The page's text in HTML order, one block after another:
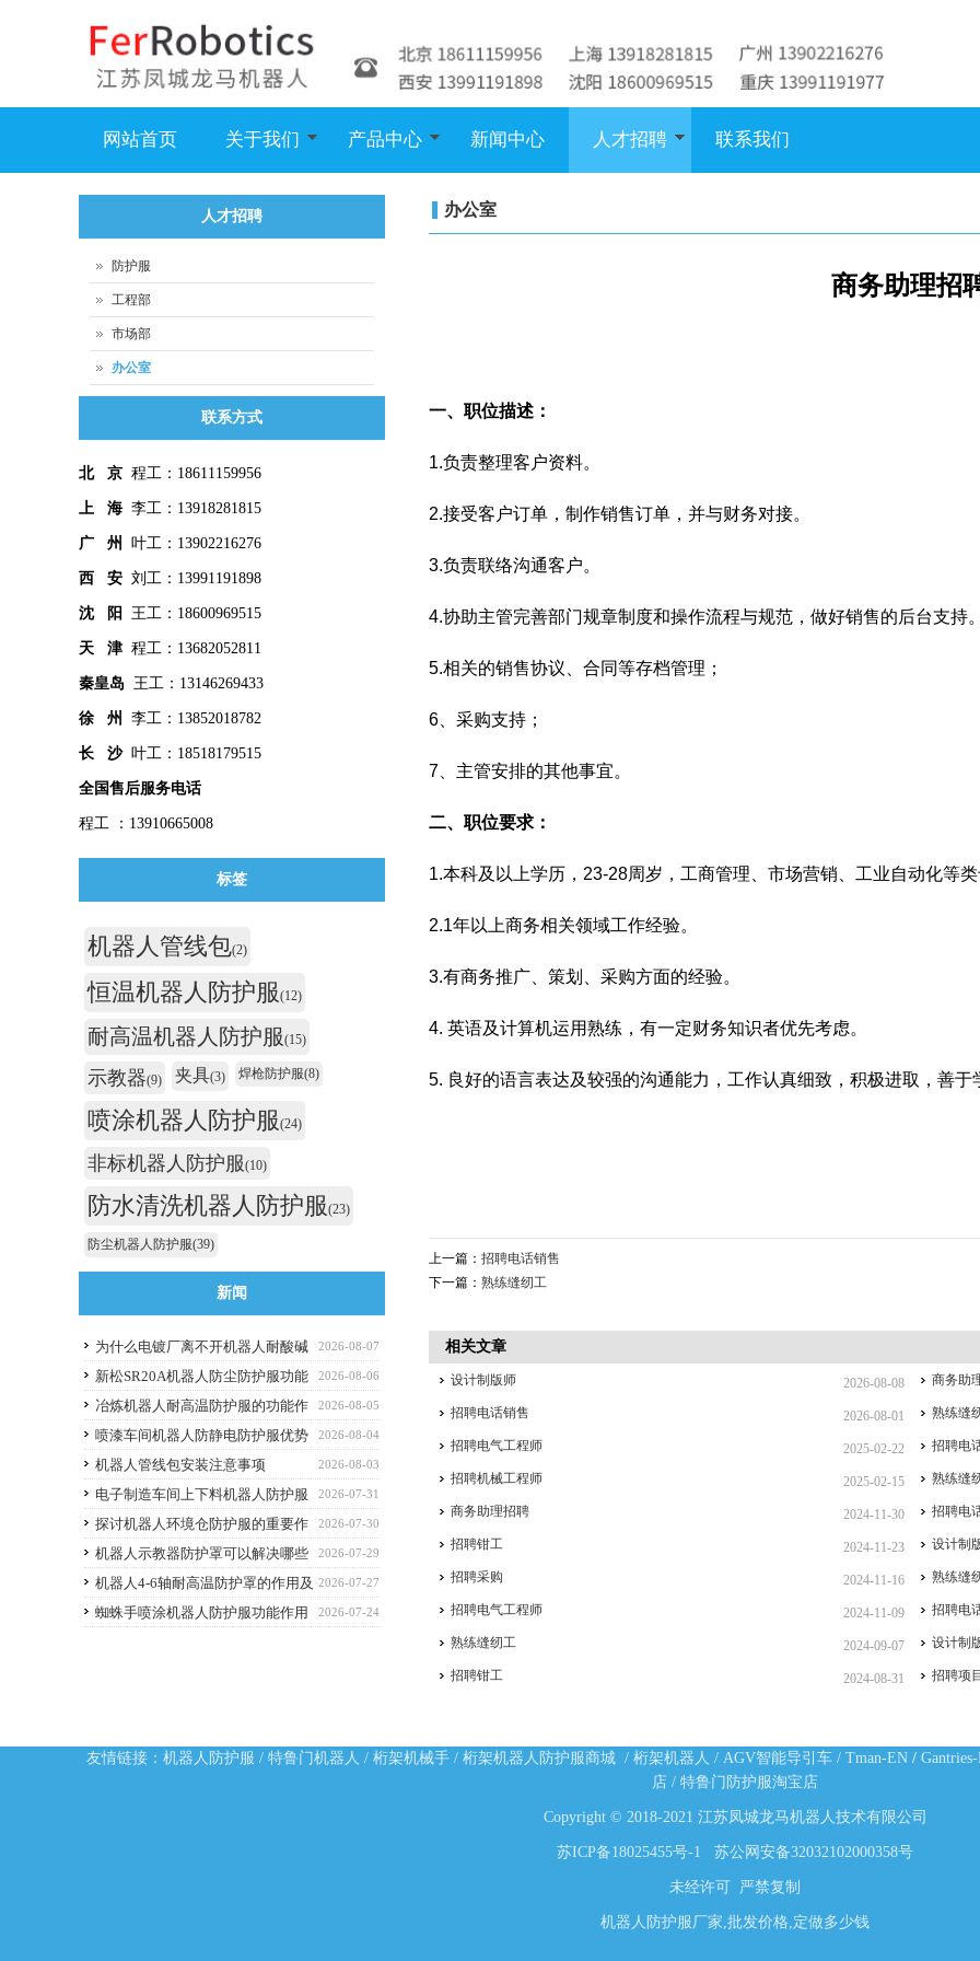
网站首页 关于我们 产品中心 新闻中心 人才招聘 联系我们
办公室
商务助理招
一、职位描述：
1.负责整理客户资料。
2.接受客户订单，制作销售订单，并与财务对接。
3.负责联络沟通客户。
4.协助主管完善部门规章制度和操作流程与规范，做好销售的后台支持。
5.相关的销售协议、合同等存档管理；
6、采购支持；
7、主管安排的其他事宜。
二、职位要求：
1.本科及以上学历，23-28周岁，工商管理、市场营销、工业自动化等类
2.1年以上商务相关领域工作经验。
3.有商务推广、策划、采购方面的经验。
4. 英语及计算机运用熟练，有一定财务知识者优先考虑。
5. 良好的语言表达及较强的沟通能力，工作认真细致，积极进取，善于
上一篇：招聘电话销售
下一篇：熟练缝纫工
相关文章
2026-08-08
设计制版师 商务助
2026-08-01
招聘电话销售 熟练缝
2025-02-22
招聘电气工程师 招聘电
2025-02-15
招聘机械工程师 熟练缝
2024-11-30
商务助理招聘 招聘电
2024-11-23
招聘钳工 设计制
2024-11-16
招聘采购 熟练缝
2024-11-09
招聘电气工程师 招聘电
2024-09-07
熟练缝纫工 设计制
2024-08-31
招聘钳工 招聘项
人才招聘
防护服
工程部
市场部
办公室
联系方式
北 京 程工：18611159956
上 海 李工：13918281815
广 州 叶工：13902216276
西 安 刘工：13991191898
沈 阳 王工：18600969515
天 津 程工：13682052811
秦皇岛 王工：13146269433
徐 州 李工：13852018782
长 沙叶工：18518179515
全国售后服务电话
程工 ：13910665008
标签
机器人管线包(2)
恒温机器人防护服(12)
耐高温机器人防护服(15)
示教器(9) 夹具(3) 焊枪防护服(8)
喷涂机器人防护服(24)
非标机器人防护服(10)
防水清洗机器人防护服(23)
防尘机器人防护服(39)
新闻
2026-08-07
为什么电镀厂离不开机器人耐酸碱
防护服
2026-08-06
新松SR20A机器人防尘防护服功能
作用
2026-08-05
冶炼机器人耐高温防护服的功能作
用
2026-08-04
喷漆车间机器人防静电防护服优势
解析与选购避坑要点
2026-08-03
机器人管线包安装注意事项
2026-07-31
电子制造车间上下料机器人防护服
应该选什么功能的
2026-07-30
探讨机器人环境仓防护服的重要作
用
2026-07-29
机器人示教器防护罩可以解决哪些
痛点？
2026-07-27
机器人4-6轴耐高温防护罩的作用及
优点
2026-07-24
蜘蛛手喷涂机器人防护服功能作用
友情链接： 机器人防护服 / 特鲁门机器人 / 桁架机械手/ 桁架机器人防护服商城/ 桁架机器人 / AGV智能导引车/ Tman-EN/
店 / 特鲁门防护服淘宝店
Copyright © 2018-2021 江苏凤城龙马机器人技术有限公司
苏ICP备18025455号-1 苏公网安备32032102000358号
未经许可 严禁复制
机器人防护服厂家,批发价格,定做多少钱